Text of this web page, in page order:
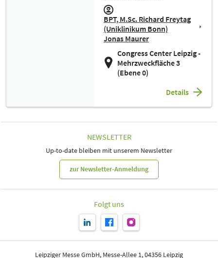
BPT, M.Sc. Richard Freytag
(Uniklinikum Bonn)
Jonas Maurer
Congress Center Leipzig -
Mehrzweckfläche 3
(Ebene 0)
Details
NEWSLETTER
Up-to-date bleiben mit unserem Newsletter
zur Newsletter-Anmeldung
Folgt uns
Leipziger Messe GmbH, Messe-Allee 1, 04356 Leipzig